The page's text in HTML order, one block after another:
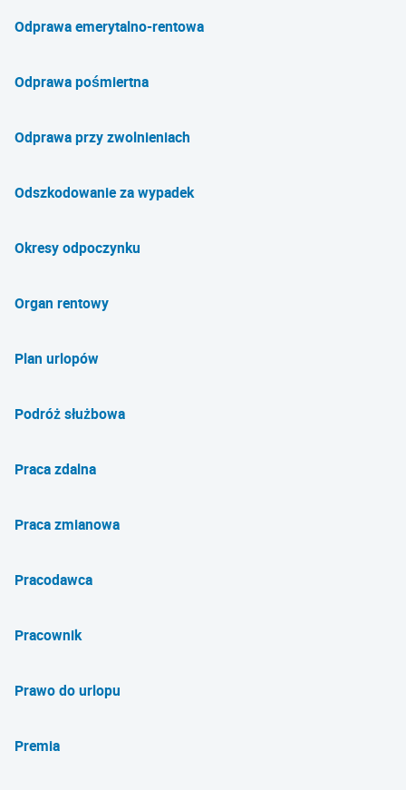
Odprawa emerytalno-rentowa
Odprawa pośmiertna
Odprawa przy zwolnieniach
Odszkodowanie za wypadek
Okresy odpoczynku
Organ rentowy
Plan urlopów
Podróż służbowa
Praca zdalna
Praca zmianowa
Pracodawca
Pracownik
Prawo do urlopu
Premia